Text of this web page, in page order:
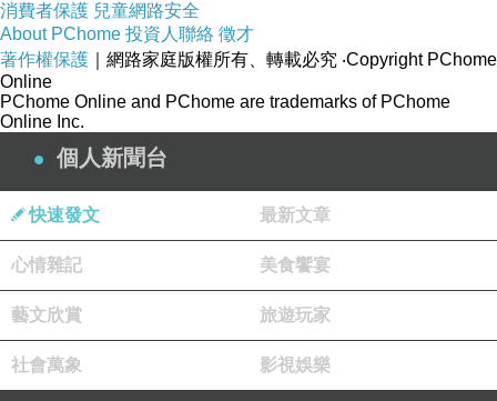
姥姥
這個好吃
以前我也常當早餐吃
缺點是很會掉渣
吃的時候一定要拿碗或盤子接
現在就很少買了
糖尿病會剝奪很多喜愛的東西
版主回應
控糖 一定很辛苦
看到 以前的同事 胖到上百公斤 @@
很愛吃肉食和油炸...
消費者保護 兒童網路安全
About PChome 投資人聯絡 徵才
著作權保護 ｜網路家庭版權所有、轉載必究 ‧Copyright PChome
Online
PChome Online and PChome are trademarks of PChome
Online Inc.
個人新聞台
快速發文 最新文章
心情雜記 美食饗宴
藝文欣賞 旅遊玩家
社會萬象 影視娛樂